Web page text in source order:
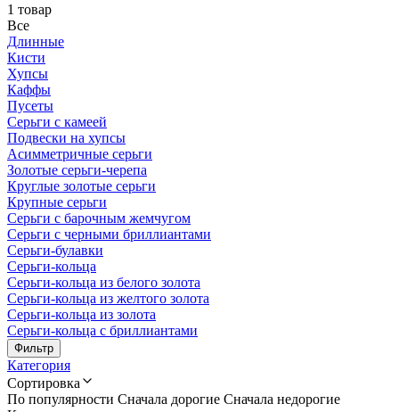
1 товар
Все
Длинные
Кисти
Хупсы
Каффы
Пусеты
Серьги с камеей
Подвески на хупсы
Асимметричные серьги
Золотые серьги-черепа
Круглые золотые серьги
Крупные серьги
Серьги с барочным жемчугом
Серьги с черными бриллиантами
Серьги-булавки
Серьги-кольца
Серьги-кольца из белого золота
Серьги-кольца из желтого золота
Серьги-кольца из золота
Серьги-кольца с бриллиантами
Фильтр
Категория
Сортировка
По популярности Сначала дорогие Сначала недорогие